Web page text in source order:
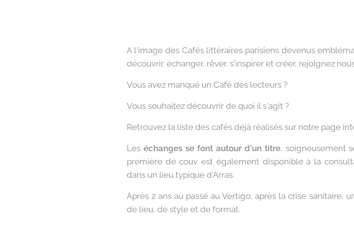
A l'image des Cafés littéraires parisiens devenus
découvrir, échanger, rêver, s'inspirer et créer, rejoignez
Vous avez manqué un Café des lecteurs ?
Vous souhaitez découvrir de quoi il s'agit ?
Retrouvez la liste des cafés déjà réalisés sur notre page
Les échanges se font autour d'un titre, soigneusement
première de couv est également disponible à la
dans un lieu typique d'Arras.
Après 2 ans au passé au Vertigo, après la crise sanitaire,
de lieu, de style et de format.